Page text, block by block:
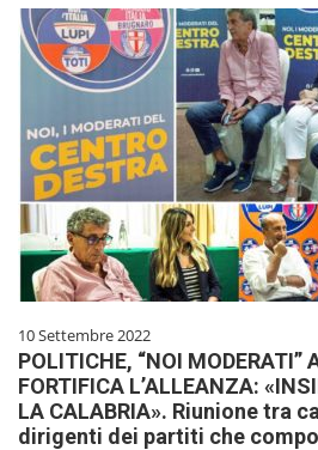
10 Settembre 2022
POLITICHE, “NOI MODERATI”
FORTIFICA L’ALLEANZA:
LA CALABRIA». Riunione tra
dirigenti dei partiti che